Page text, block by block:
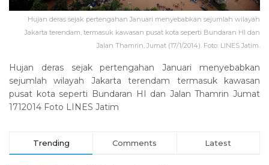
Hujan deras sejak pertengahan Januari menyebabkan sejumlah wilayah
Jakarta terendam, termasuk kawasan pusat kota seperti Bundaran HI dan
Jalan Thamrin, Jumat (17/1/2014). Foto: LINES Jatim.
Hujan deras sejak pertengahan Januari menyebabkan
sejumlah wilayah Jakarta terendam termasuk kawasan
pusat kota seperti Bundaran HI dan Jalan Thamrin Jumat
1712014 Foto LINES Jatim
Trending Comments Latest